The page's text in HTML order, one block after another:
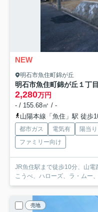
NEW
明石市魚住町錦が丘
明石市魚住町錦が丘１丁
2,280万円
- / 155.68㎡ / -
山陽本線「魚住」駅 徒歩
都市ガス 電気有 陽当
ファミリー向け
JR魚住駅まで徒歩10分、山
こうべ、ハローズ、ラ・ムー
売地